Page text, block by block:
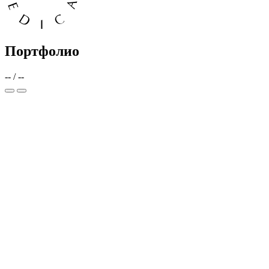
Портфолио
-- / --